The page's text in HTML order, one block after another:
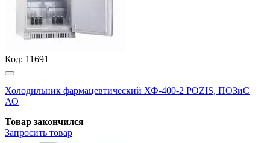
Код: 11691
Холодильник фармацевтический ХФ-400-2 POZIS, ПОЗиС
АО
Товар закончился
Запросить товар